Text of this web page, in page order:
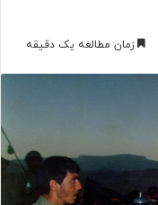
زمان مطالعه یک دقیقه